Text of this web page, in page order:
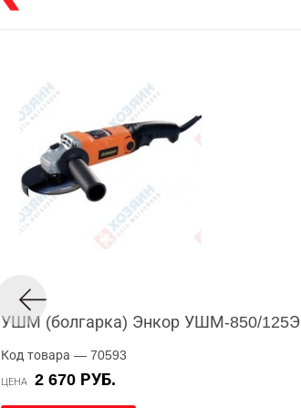
УШМ (болгарка) Энкор УШМ-850/125Э
Код товара — 70593
ЦЕНА 2 670 РУБ.